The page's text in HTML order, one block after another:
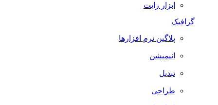
ابزار رایت
گرافیک
پلاگین نرم افزارها
انیمیشن
تبدیل
طراحی